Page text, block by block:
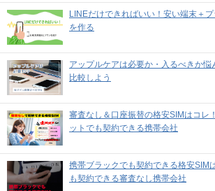
LINEだけできればいい！安い端末＋
を作る
アップルケアは必要か・入るべきか
比較しよう
審査なし＆口座振替の格安SIMはコレ
ットでも契約できる携帯会社
携帯ブラックでも契約できる格安SIM
も契約できる審査なし携帯会社